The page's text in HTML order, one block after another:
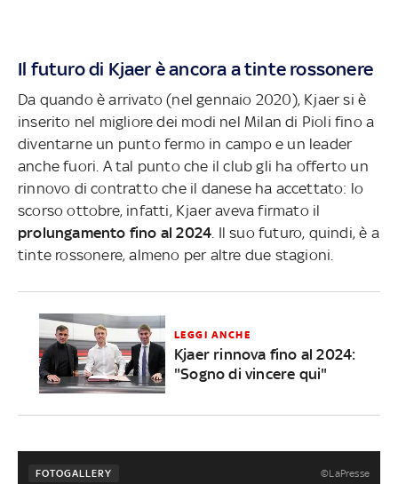
Il futuro di Kjaer è ancora a tinte rossonere
Da quando è arrivato (nel gennaio 2020), Kjaer si è
inserito nel migliore dei modi nel Milan di Pioli fino a
diventarne un punto fermo in campo e un leader
anche fuori. A tal punto che il club gli ha offerto un
rinnovo di contratto che il danese ha accettato: lo
scorso ottobre, infatti, Kjaer aveva firmato il
prolungamento fino al 2024 . Il suo futuro, quindi, è a
tinte rossonere, almeno per altre due stagioni.
LEGGI ANCHE
Kjaer rinnova fino al 2024:
"Sogno di vincere qui"
FOTOGALLERY ©LaPresse